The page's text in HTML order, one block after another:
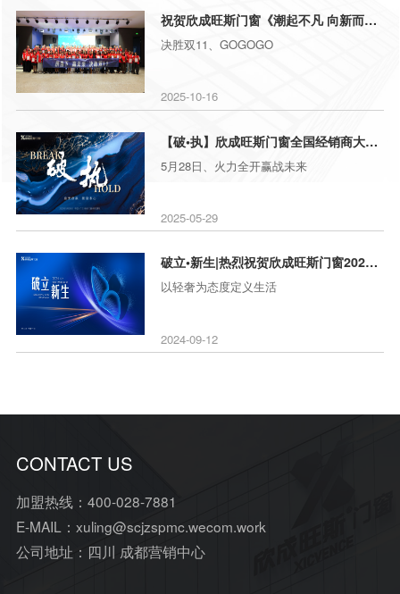
祝贺欣成旺斯门窗《潮起不凡 向新而生》全国经销商大会暨双11
决胜双11、GOGOGO
2025-10-16
【破•执】欣成旺斯门窗全国经销商大会暨618启动会完美收官
5月28日、火力全开赢战未来
2025-05-29
破立•新生|热烈祝贺欣成旺斯门窗2024年全国经销商盛典圆满
以轻奢为态度定义生活
2024-09-12
CONTACT US
加盟热线：400-028-7881
E-MAIL：xuling@scjzspmc.wecom.work
公司地址：四川 成都营销中心